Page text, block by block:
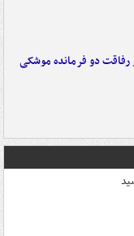
دو فرمانده‌ موشکی